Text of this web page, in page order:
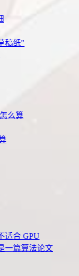
稿纸"
么算
适合 GPU
一篇算法论文